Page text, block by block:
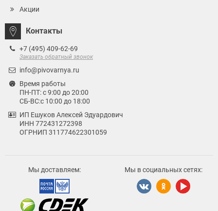
Акции
Контакты
+7 (495) 409-62-69
Заказать обратный звонок
info@pivovarnya.ru
Время работы
ПН-ПТ: с 9:00 до 20:00
СБ-ВС:с 10:00 до 18:00
ИП Ешуков Алексей Эдуардович
ИНН 772431272398
ОГРНИП 311774622301059
Мы доставляем: Мы в социальных сетях: